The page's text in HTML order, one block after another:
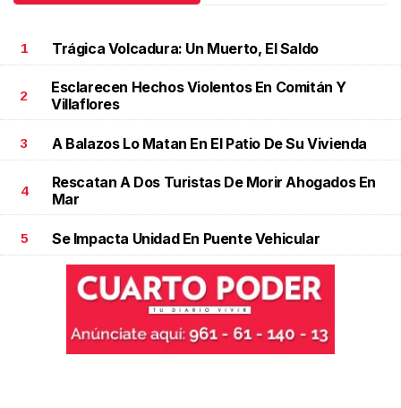
1 Trágica Volcadura: Un Muerto, El Saldo
2
Esclarecen Hechos Violentos En Comitán Y
Villaflores
3 A Balazos Lo Matan En El Patio De Su Vivienda
4
Rescatan A Dos Turistas De Morir Ahogados En
Mar
5 Se Impacta Unidad En Puente Vehicular